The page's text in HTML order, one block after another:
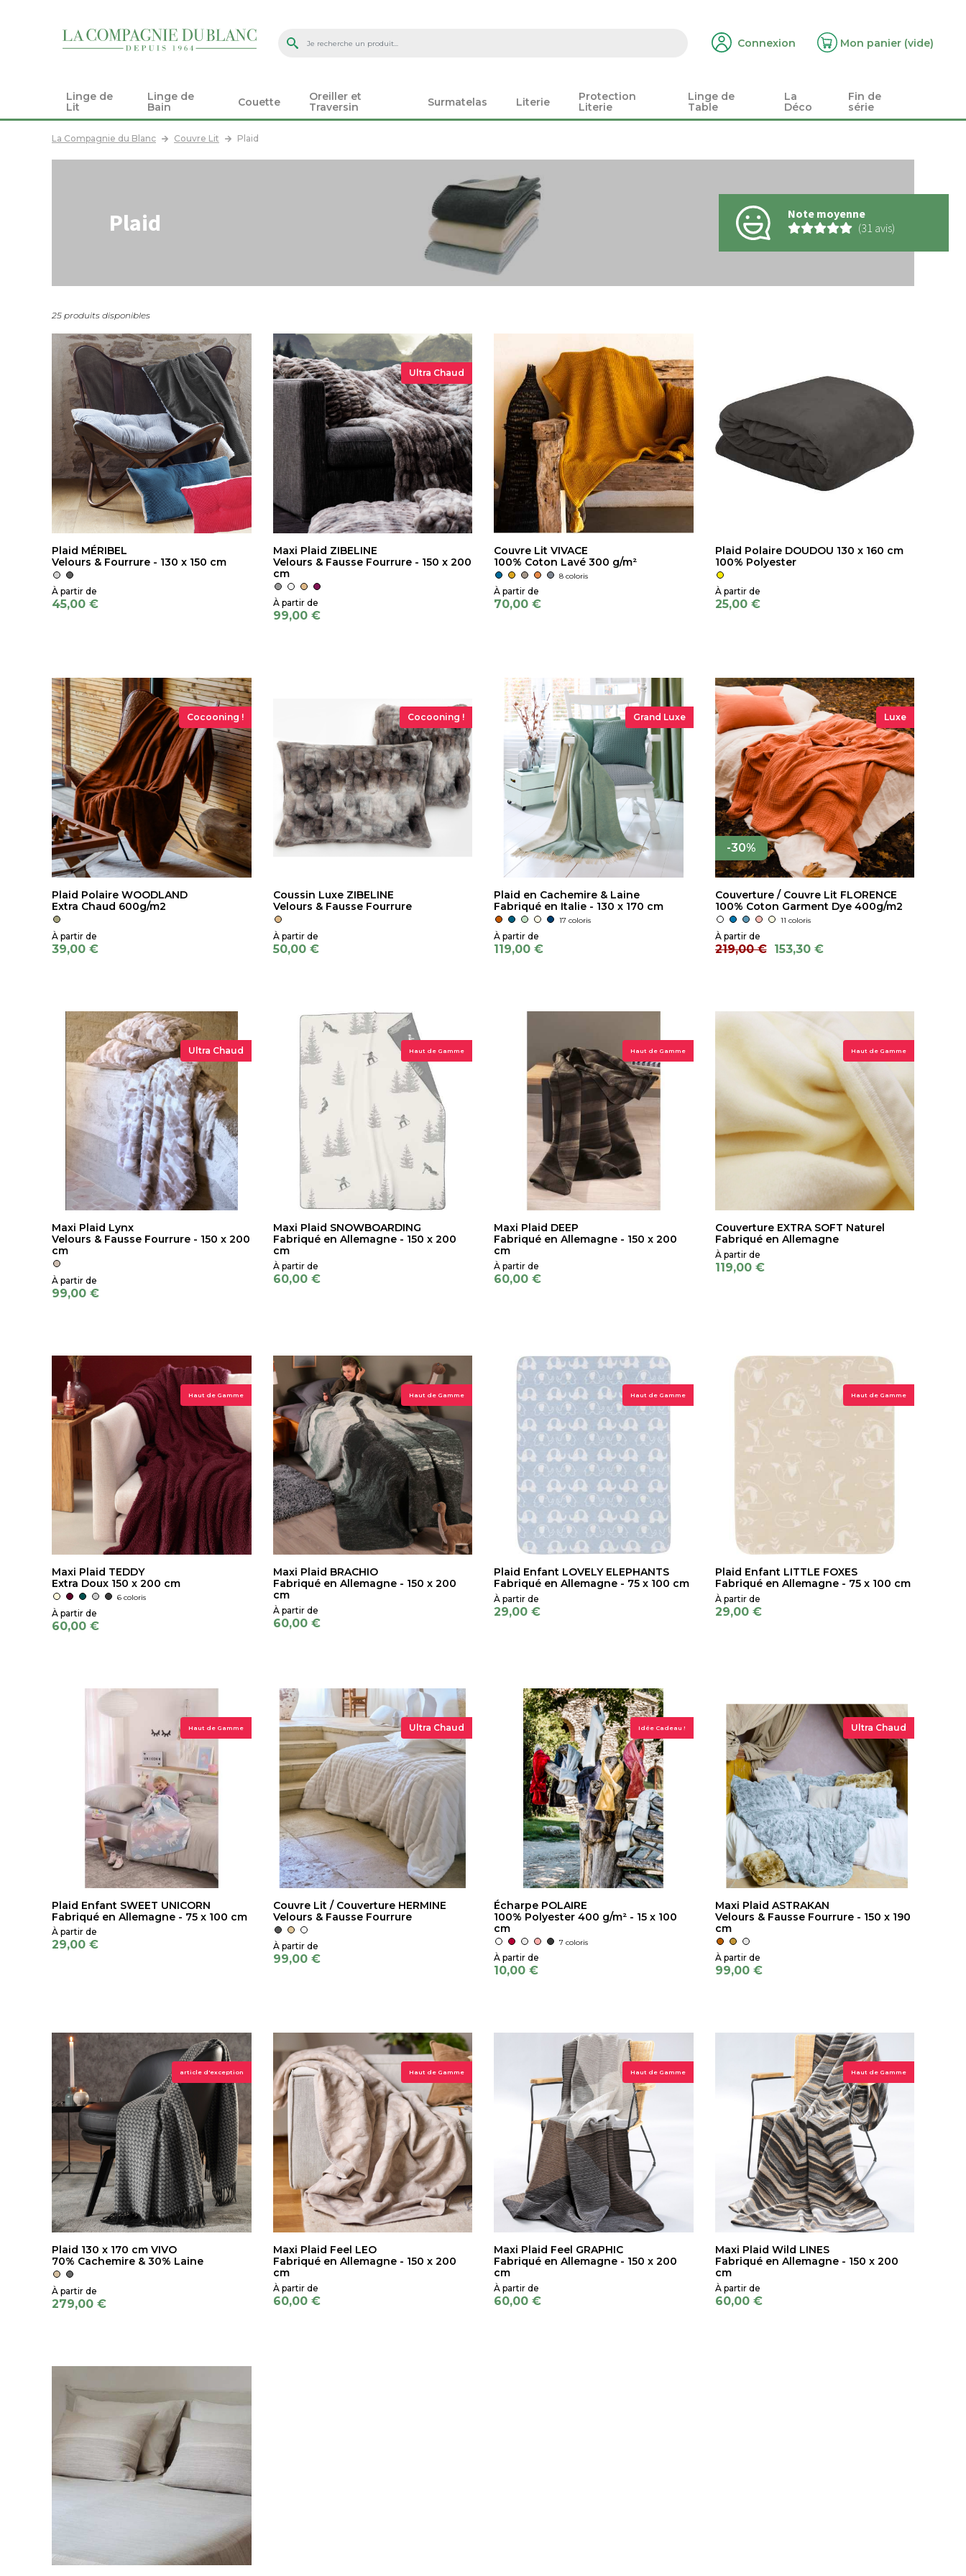
Connexion Mon panier (vide)
Linge de
Lit
Linge de
Bain
Couette
Oreiller et
Traversin
Surmatelas Literie
Protection
Literie
Linge de
Table
La
Déco
Fin de
série
La Compagnie du Blanc Couvre Lit Plaid
Plaid
Note moyenne
(31 avis)
25 produits disponibles
Plaid MÉRIBEL
Velours & Fourrure - 130 x 150 cm
45,00 €
Ultra Chaud
Maxi Plaid ZIBELINE
Velours & Fausse Fourrure - 150 x 200
cm
99,00 €
Couvre Lit VIVACE
100% Coton Lavé 300 g/m²
8 coloris
70,00 €
Plaid Polaire DOUDOU 130 x 160 cm
100% Polyester
25,00 €
Cocooning !
Plaid Polaire WOODLAND
Extra Chaud 600g/m2
39,00 €
Cocooning !
Coussin Luxe ZIBELINE
Velours & Fausse Fourrure
50,00 €
Grand Luxe
Plaid en Cachemire & Laine
Fabriqué en Italie - 130 x 170 cm
17 coloris
119,00 €
-30%
Luxe
Couverture / Couvre Lit FLORENCE
100% Coton Garment Dye 400g/m2
11 coloris
219,00 € 153,30 €
Ultra Chaud
Maxi Plaid Lynx
Velours & Fausse Fourrure - 150 x 200
cm
99,00 €
Haut de Gamme
Maxi Plaid SNOWBOARDING
Fabriqué en Allemagne - 150 x 200
cm
60,00 €
Haut de Gamme
Maxi Plaid DEEP
Fabriqué en Allemagne - 150 x 200
cm
60,00 €
Haut de Gamme
Couverture EXTRA SOFT Naturel
Fabriqué en Allemagne
119,00 €
Haut de Gamme
Maxi Plaid TEDDY
Extra Doux 150 x 200 cm
6 coloris
60,00 €
Haut de Gamme
Maxi Plaid BRACHIO
Fabriqué en Allemagne - 150 x 200
cm
60,00 €
Haut de Gamme
Plaid Enfant LOVELY ELEPHANTS
Fabriqué en Allemagne - 75 x 100 cm
29,00 €
Haut de Gamme
Plaid Enfant LITTLE FOXES
Fabriqué en Allemagne - 75 x 100 cm
29,00 €
Haut de Gamme
Plaid Enfant SWEET UNICORN
Fabriqué en Allemagne - 75 x 100 cm
29,00 €
Ultra Chaud
Couvre Lit / Couverture HERMINE
Velours & Fausse Fourrure
99,00 €
Idée Cadeau !
Écharpe POLAIRE
100% Polyester 400 g/m² - 15 x 100
cm
7 coloris
10,00 €
Ultra Chaud
Maxi Plaid ASTRAKAN
Velours & Fausse Fourrure - 150 x 190
cm
99,00 €
article d'exception
Plaid 130 x 170 cm VIVO
70% Cachemire & 30% Laine
279,00 €
Haut de Gamme
Maxi Plaid Feel LEO
Fabriqué en Allemagne - 150 x 200
cm
60,00 €
Haut de Gamme
Maxi Plaid Feel GRAPHIC
Fabriqué en Allemagne - 150 x 200
cm
60,00 €
Haut de Gamme
Maxi Plaid Wild LINES
Fabriqué en Allemagne - 150 x 200
cm
60,00 €